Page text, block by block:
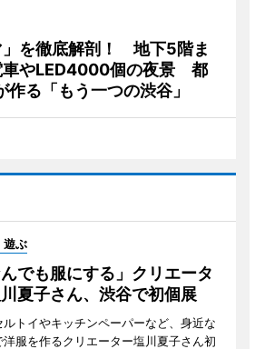
」を徹底解剖！ 地下5階ま
車やLED4000個の夜景 都
る「もう一つの渋谷」
遊ぶ
んでも服にする」クリエータ
夏子さん、渋谷で初個展
ルトイやキッチンペーパーなど、身近な
洋服を作るクリエーター塩川夏子さん初